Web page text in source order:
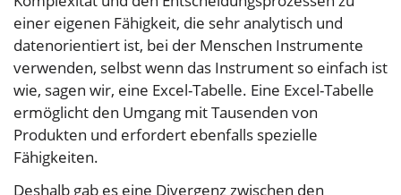
einer eigenen Fähigkeit, die sehr analytisch und
datenorientiert ist, bei der Menschen Instrumente
verwenden, selbst wenn das Instrument so einfach ist
wie, sagen wir, eine Excel-Tabelle. Eine Excel-Tabelle
ermöglicht den Umgang mit Tausenden von
Produkten und erfordert ebenfalls spezielle
Fähigkeiten.
Deshalb gab es eine Divergenz zwischen den